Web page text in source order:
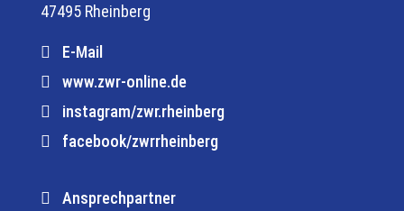
47495 Rheinberg
E-Mail
www.zwr-online.de
instagram/zwr.rheinberg
facebook/zwrrheinberg
Ansprechpartner